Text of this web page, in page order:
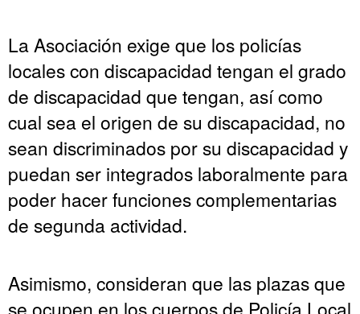
La Asociación exige que los policías
locales con discapacidad tengan el grado
de discapacidad que tengan, así como
cual sea el origen de su discapacidad, no
sean discriminados por su discapacidad y
puedan ser integrados laboralmente para
poder hacer funciones complementarias
de segunda actividad.
Asimismo, consideran que las plazas que
se ocupen en los cuerpos de Policía Local